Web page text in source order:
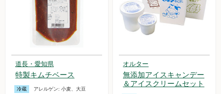
パスワードを忘れた方はこちら
初めての方へ
新規一般会員登録
今週の新登場
野菜
果物
道長・愛知県
特製キムチベース
冷蔵 アレルゲン: 小麦、大豆
オルター
無添加アイスキャンデー
＆アイスクリームセット